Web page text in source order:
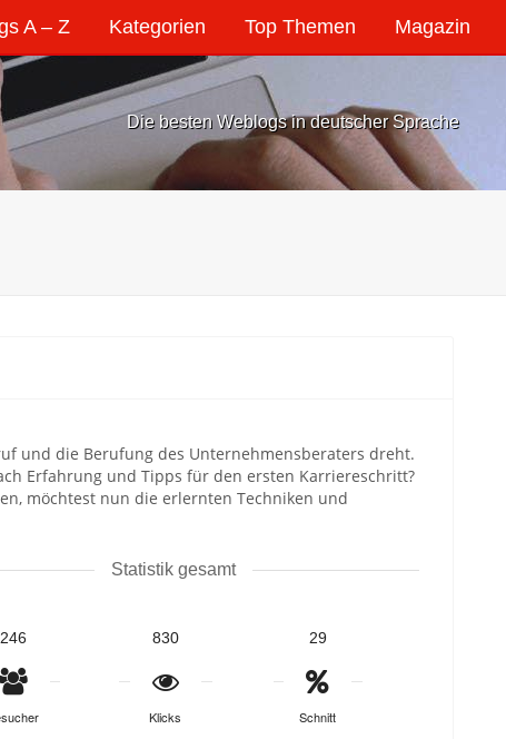
A – Z Kategorien Top Themen Magazin
Die besten Weblogs in deutscher Sprache
und die Berufung des Unternehmensberaters dreht.
Erfahrung und Tipps für den ersten Karriereschritt?
möchtest nun die erlernten Techniken und
Statistik gesamt
246 830
Klicks
29
Schnitt